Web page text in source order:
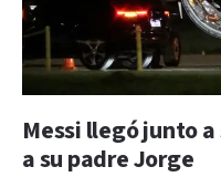
Messi llegó junto
a su padre Jorge